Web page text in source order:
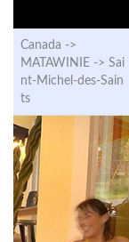
Canada ->
MATAWINIE -> Sai
nt-Michel-des-Sain
ts